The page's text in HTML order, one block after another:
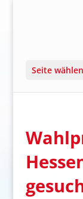
Seite wählen